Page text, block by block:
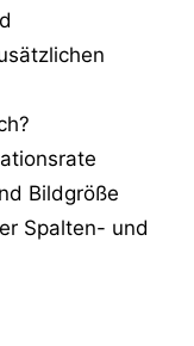
Bildgröße
Spalten- und